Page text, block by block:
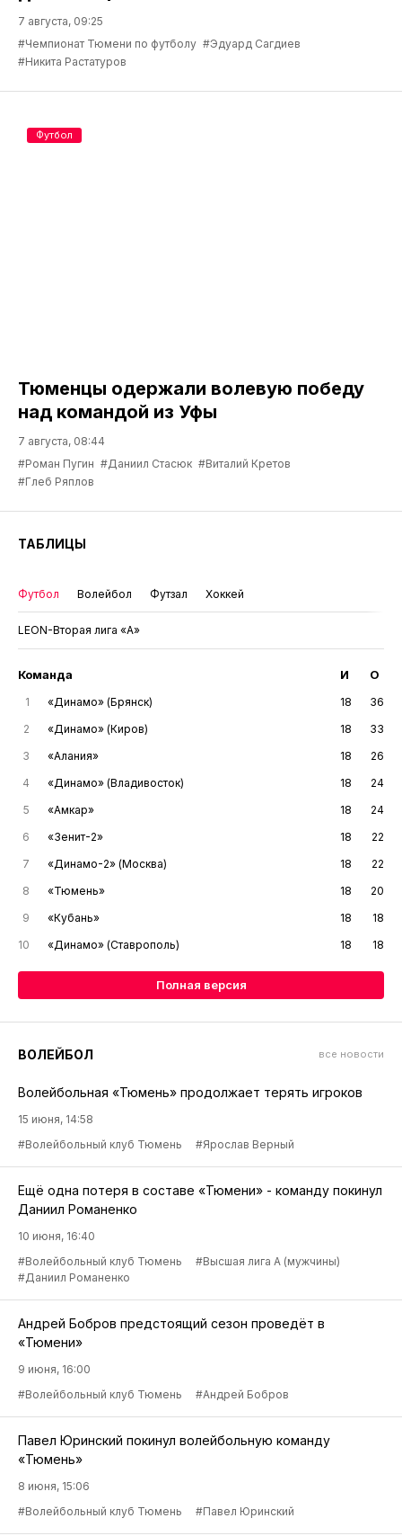
7 августа, 09:25
#Чемпионат Тюмени по футболу #Эдуард Сагдиев
#Никита Растатуров
Тюменцы одержали волевую победу
над командой из Уфы
7 августа, 08:44
#Роман Пугин #Даниил Стасюк #Виталий Кретов
#Глеб Ряплов
Футбол
ТАБЛИЦЫ
Футбол Волейбол Футзал Хоккей
LEON-Вторая лига «А»
Команда И О
1 «Динамо» (Брянск) 18
36
2
«Динамо» (Киров) 18
33
3
«Алания» 18
26
4
«Динамо» (Владивосток) 18
24
5
«Амкар» 18
24
6
«Зенит-2» 18
22
7
«Динамо-2» (Москва) 18
22
8
«Тюмень» 18
20
9
«Кубань» 18
18
10
«Динамо» (Ставрополь) 18 18
Полная версия
ВОЛЕЙБОЛ все новости
Волейбольная «Тюмень» продолжает терять игроков
15 июня, 14:58
#Волейбольный клуб Тюмень
#Ярослав Верный
Ещё одна потеря в составе «Тюмени» - команду покинул
Даниил Романенко
10 июня, 16:40
#Волейбольный клуб Тюмень
#Высшая лига А (мужчины)
#Даниил Романенко
Андрей Бобров предстоящий сезон проведёт в
«Тюмени»
9 июня, 16:00
#Волейбольный клуб Тюмень
#Андрей Бобров
Павел Юринский покинул волейбольную команду
«Тюмень»
8 июня, 15:06
#Волейбольный клуб Тюмень
#Павел Юринский